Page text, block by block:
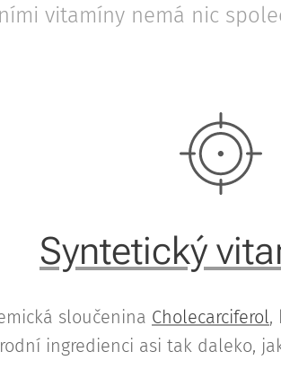
vitamíny nemá nic
Syntetický
sloučenina Cholecarciferol,
ingredienci asi tak daleko,